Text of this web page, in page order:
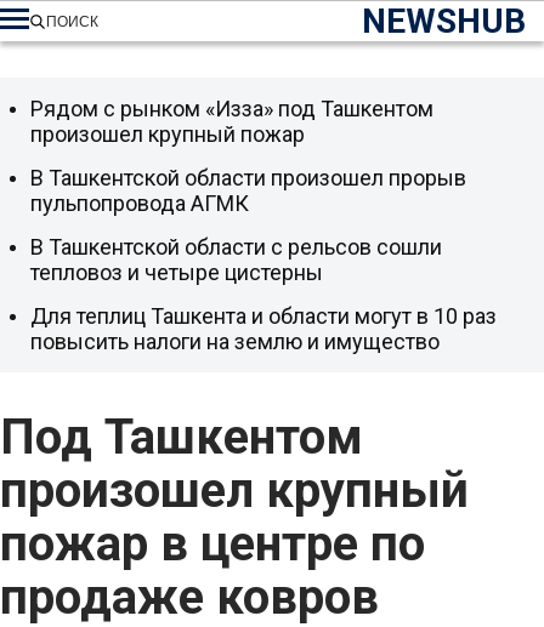
NEWSHUB
ПОИСК
Под Ташкентом
произошел крупный
пожар в центре по
продаже ковров
Рядом с рынком «Изза» под Ташкентом
произошел крупный пожар
В Ташкентской области произошел прорыв
пульпопровода АГМК
В Ташкентской области с рельсов сошли
тепловоз и четыре цистерны
Для теплиц Ташкента и области могут в 10 раз
повысить налоги на землю и имущество